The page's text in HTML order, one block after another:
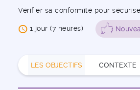
Vérifier sa conformité pour
1 jour (7 heures)
LES OBJECTIFS CONTEXTE